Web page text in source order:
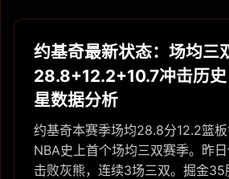
约基奇最新状态：场均三
28.8+12.2+10.7冲击历
星数据分析
约基奇本赛季场均28.8分12.2篮
NBA史上首个场均三双赛季。昨
击败灰熊，连续3场三双。掘金35